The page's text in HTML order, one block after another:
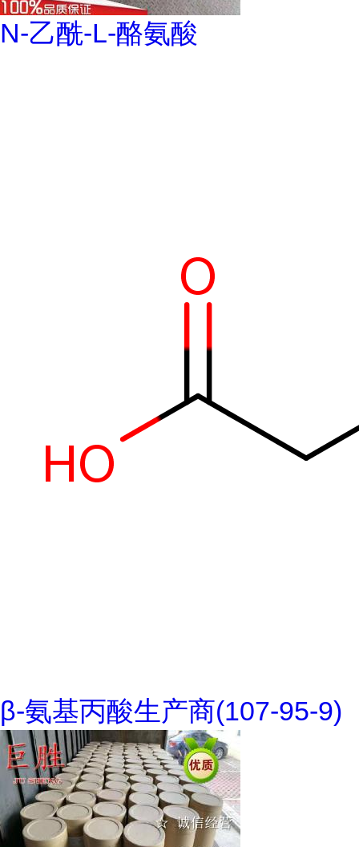
N-乙酰-L-酪氨酸
β-氨基丙酸生产商(107-95-9)